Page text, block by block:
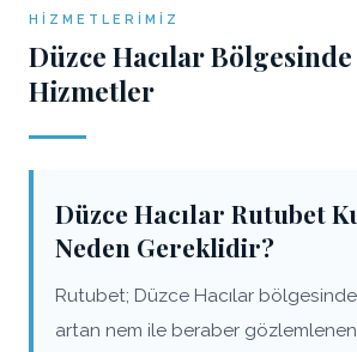
HIZMETLERIMIZ
Düzce Hacılar
Hizmetler
Düzce Hacılar Rutubet
Neden Gereklidir?
Rutubet; Düzce Hacılar
artan nem ile beraber gözlemlenen